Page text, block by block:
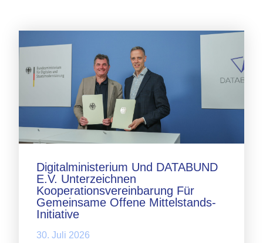
Digitalministerium Und DATABUND
E.V. Unterzeichnen
Kooperationsvereinbarung Für
Gemeinsame Offene Mittelstands-
Initiative
30. Juli 2026